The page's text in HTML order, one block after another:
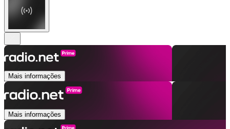
Mais informações
Mais informações